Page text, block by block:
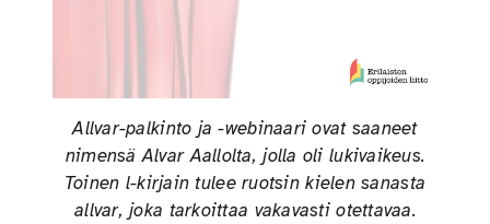
Allvar-palkinto ja -webinaari ovat saaneet
nimensä Alvar Aallolta, jolla oli lukivaikeus.
Toinen l-kirjain tulee ruotsin kielen sanasta
allvar, joka tarkoittaa vakavasti otettavaa.